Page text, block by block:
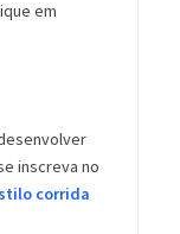
em
inscreva no
corrida